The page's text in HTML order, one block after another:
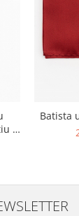
si
Batista